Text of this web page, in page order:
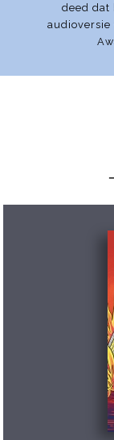
deed dat
audioversie